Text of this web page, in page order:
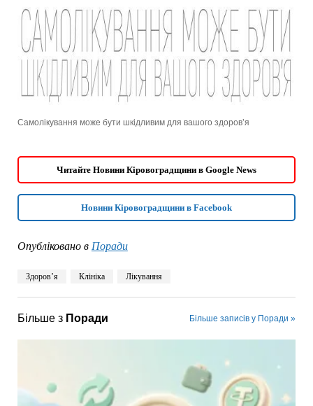
Самолікування може бути шкідливим для вашого здоровʼя
Читайте Новини Кіровоградщини в Google News
Новини Кіровоградщини в Facebook
Опубліковано в Поради
Здоровʼя Клініка Лікування
Більше з Поради Більше записів у Поради »